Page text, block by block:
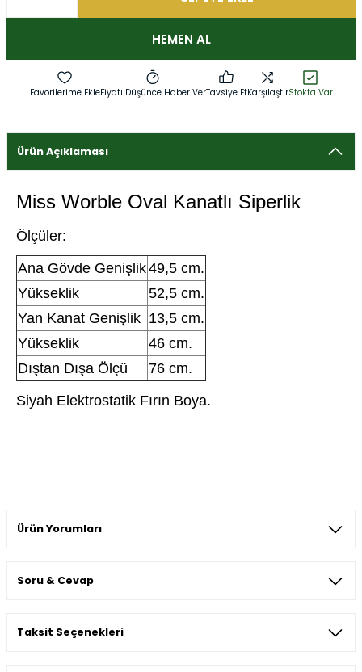
HEMEN AL
Fiyatı Düşünce Haber VerTavsiye EtKarşılaştırStokta Var
Ürün Açıklaması
Miss Worble Oval Kanatlı Siperlik
Ölçüler:
Ana Gövde Genişlik49,5 cm.
Yükseklik
52,5 cm.
Yan Kanat Genişlik 13,5 cm.
Yükseklik
46 cm.
Dıştan Dışa Ölçü
76 cm.
Siyah Elektrostatik Fırın Boya.
Ürün Yorumları
Soru & Cevap
Taksit Seçenekleri